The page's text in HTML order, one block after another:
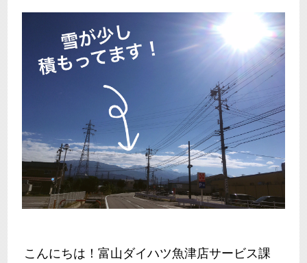
こんにちは！富山ダイハツ魚津店サービス課